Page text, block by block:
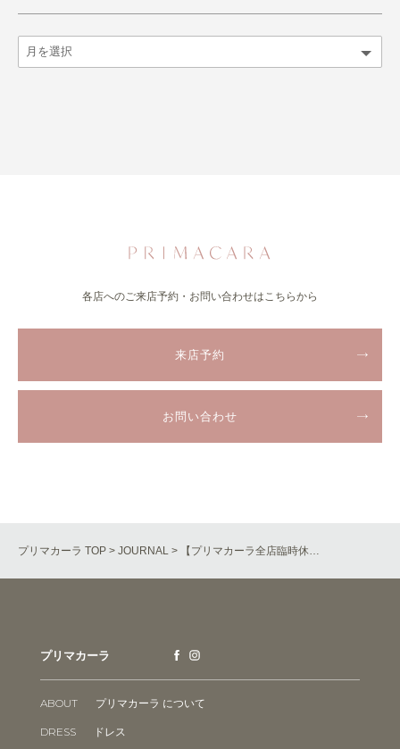
各店へのご来店予約・お問い合わせはこちらから
来店予約
お問い合わせ
プリマカーラ TOP > JOURNAL > 【プリマカーラ全店臨時休…
プリマカーラ
ABOUT プリマカーラ について
DRESS ドレス